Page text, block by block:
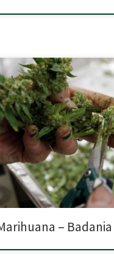
na zwiększanie się na
narkotyki coraz
medycznym
zwłaszcza tzw. lekkich
Chciałbym przedstawić
jakie przeprowadzili
najważniejszym odkryciem
niemożliwe jest
– Badania